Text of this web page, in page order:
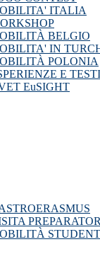
ITALIA
BELGIO
IN
POLONIA
E
EuSIGHT